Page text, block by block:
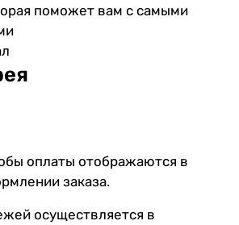
поможет вам с самыми
оплаты отображаются в
заказа.
осуществляется в